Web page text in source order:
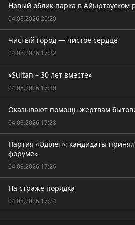
Новый облик парка в Айыртауском
04.08.2026 20:20
Чистый город — чистое сердце
04.08.2026 17:32
«Sultan – 30 лет вместе»
04.08.2026 17:30
Оказывают помощь жертвам
04.08.2026 17:28
Партия «Әділет»: кандидаты
форуме»
04.08.2026 17:26
На страже порядка
04.08.2026 17:24